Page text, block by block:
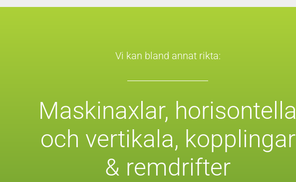
Vi kan bland annat rikta:
Maskinaxlar, horisontella
och vertikala, kopplingar
& remdrifter